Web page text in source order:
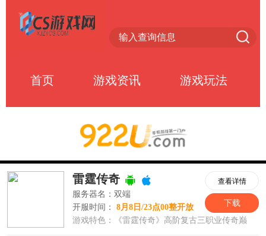
首页 游戏资讯 游戏玩法